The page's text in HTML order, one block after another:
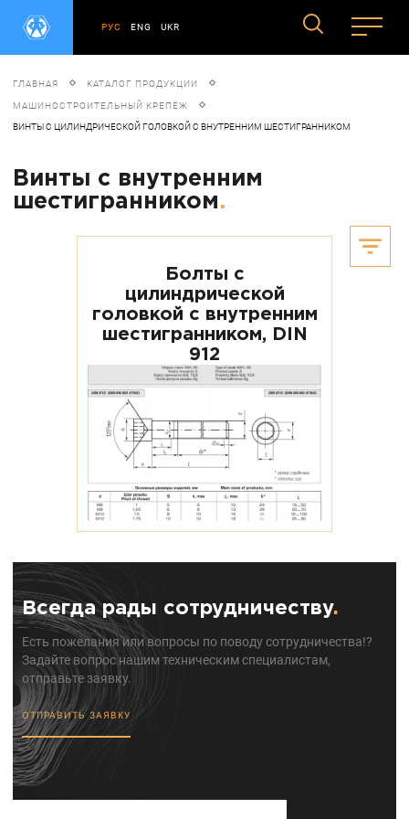
РУС ENG UKR
ГЛАВНАЯ КАТАЛОГ ПРОДУКЦИИ
МАШИНОСТРОИТЕЛЬНЫЙ КРЕПЁЖ
ВИНТЫ С ЦИЛИНДРИЧЕСКОЙ ГОЛОВКОЙ С ВНУТРЕННИМ ШЕСТИГРАННИКОМ
Винты с внутренним
шестигранником.
Болты с
цилиндрической
головкой с внутренним
шестигранником, DIN
912
Всегда рады сотрудничеству.
Есть пожелания или вопросы по поводу сотрудничества!?
Задайте вопрос нашим техническим специалистам,
отправьте заявку.
ОТПРАВИТЬ ЗАЯВКУ